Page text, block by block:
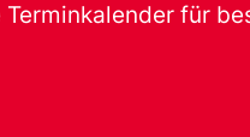
für